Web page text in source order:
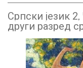
Српски језик
други разред